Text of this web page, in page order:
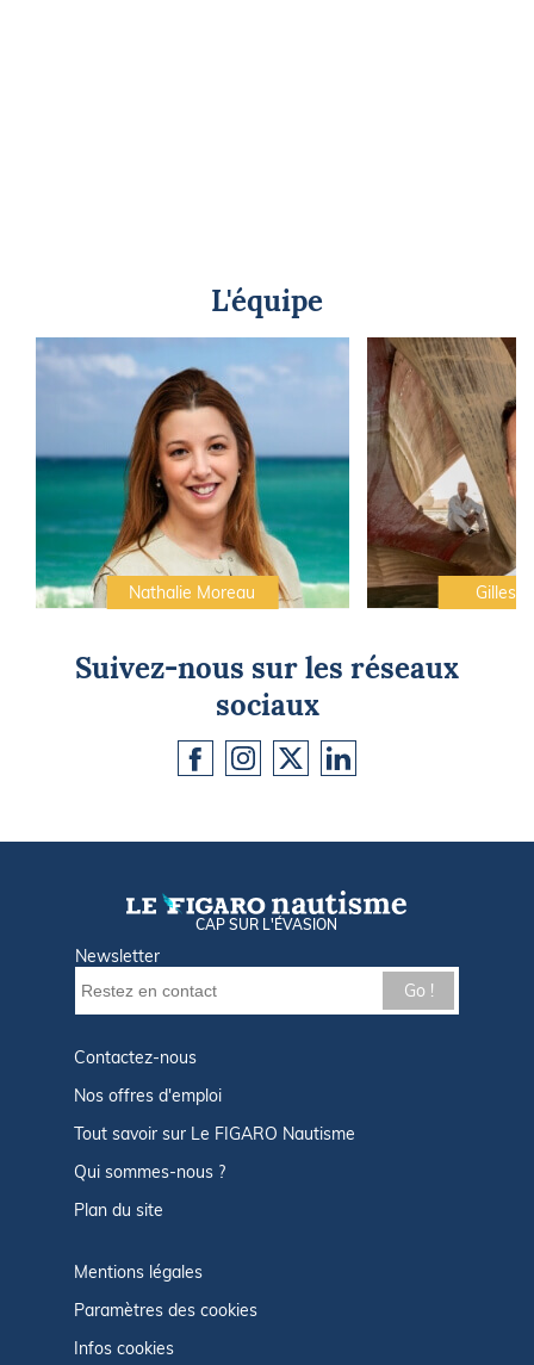
L'équipe
Nathalie Moreau Gilles
Suivez-nous sur les réseaux
sociaux
CAP SUR L'ÉVASION
Newsletter
Go !
Contactez-nous
Nos offres d'emploi
Tout savoir sur Le FIGARO Nautisme
Qui sommes-nous ?
Plan du site
Mentions légales
Paramètres des cookies
Infos cookies